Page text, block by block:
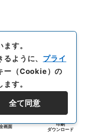
画面
印刷
ダウンロード
す。
ように、 プライ
ー（Cookie）の
す。
全て同意